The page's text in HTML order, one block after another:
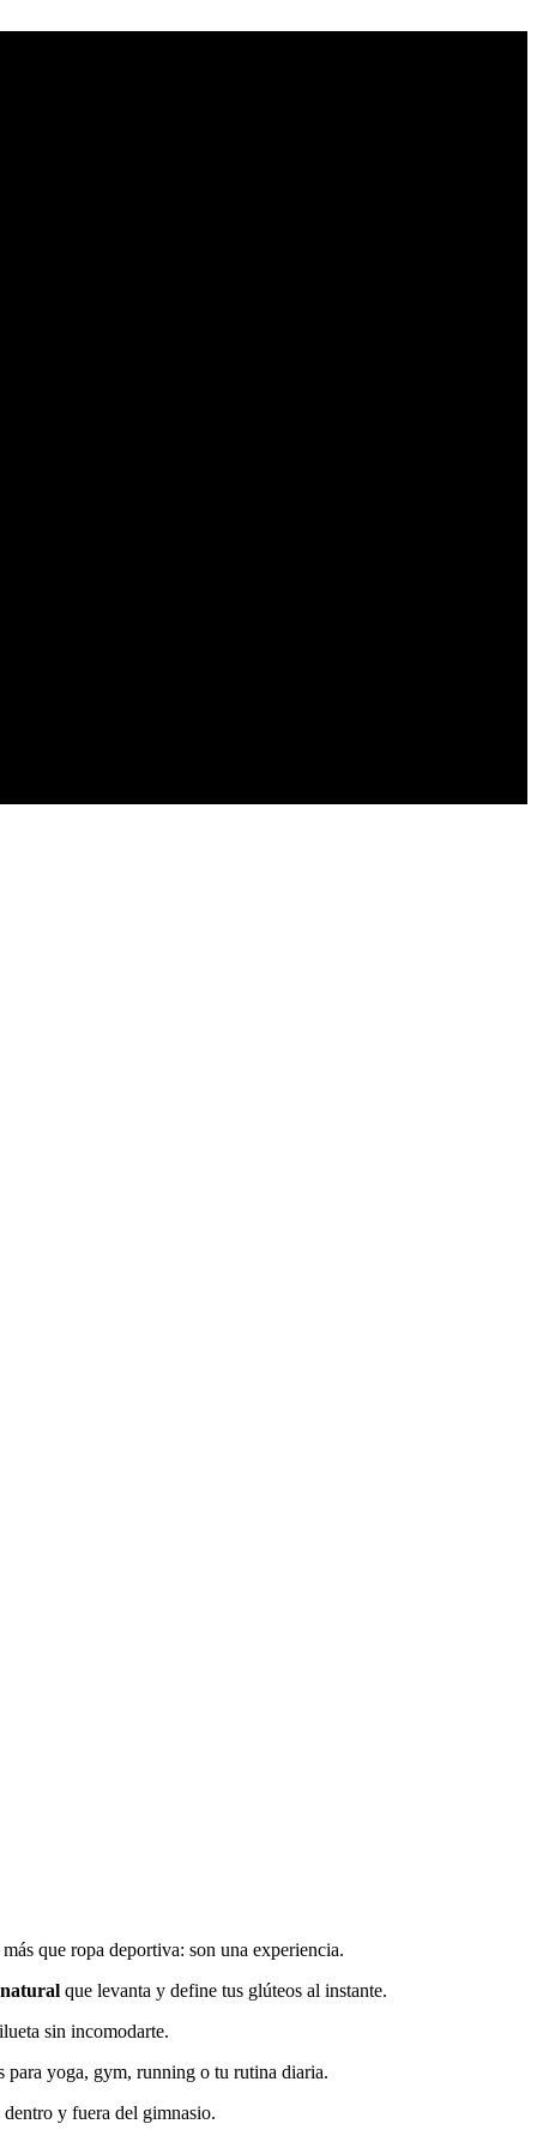
que ropa deportiva: son una experiencia.
que levanta y define tus glúteos al instante.
sin incomodarte.
para yoga, gym, running o tu rutina diaria.
y fuera del gimnasio.